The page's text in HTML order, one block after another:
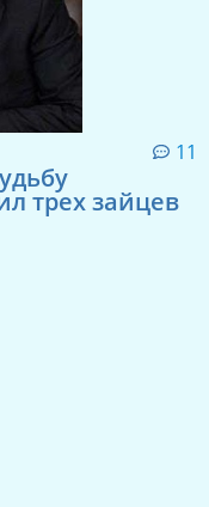
11
трех зайцев